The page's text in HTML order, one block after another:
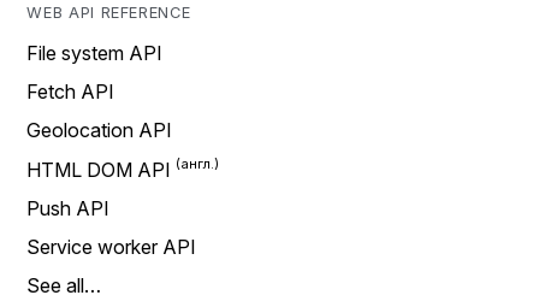
WEB API REFERENCE
File system API
Fetch API
Geolocation API
HTML DOM API
Push API
Service worker API
See all…